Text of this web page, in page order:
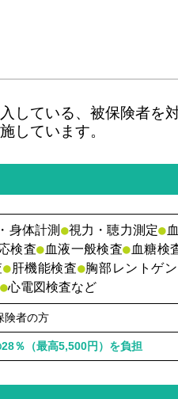
している、被保険者を
しています。
身体計測 ●視力・聴力測定●
検査●血液一般検査●血糖検
●肝機能検査●胸部レントゲ
●心電図検査など
険者の方
％（最高5,500円）を負担